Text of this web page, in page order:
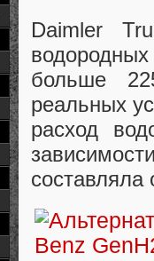
Daimler
больше
реальных
расход
составляла